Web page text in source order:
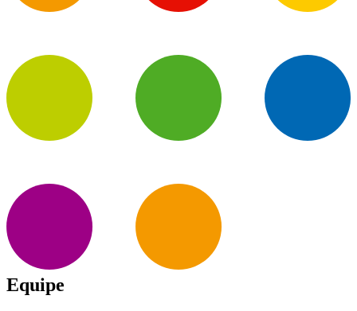
Equipe